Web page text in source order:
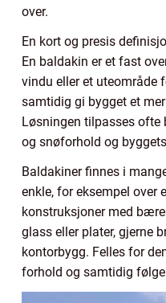
over.
En kort og presis
En baldakin er et fast
vindu eller et uteområde
samtidig gi bygget et
Løsningen tilpasses ofte
og snøforhold og
Baldakiner finnes i
enkle, for eksempel over
konstruksjoner med
glass eller plater, gjerne
kontorbygg. Felles for
forhold og samtidig